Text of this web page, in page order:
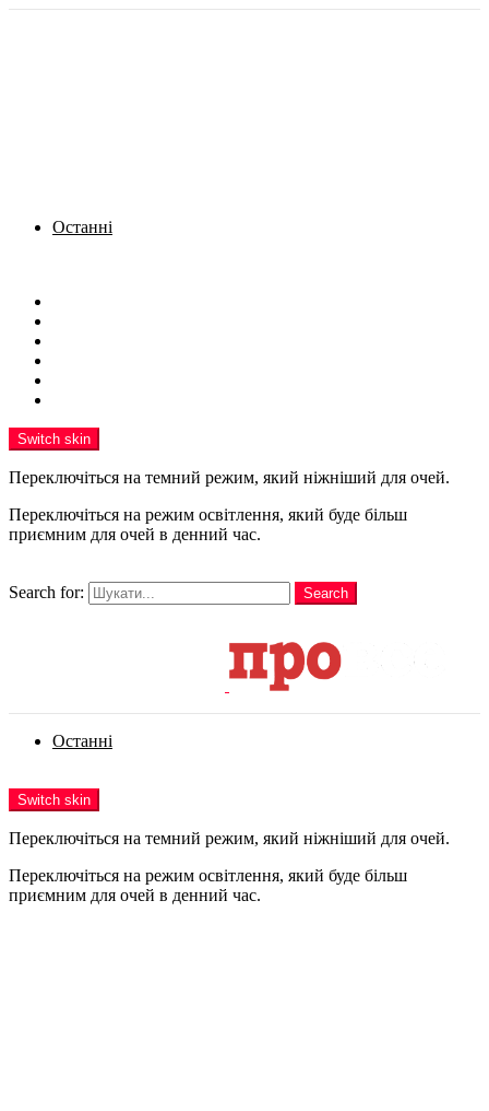
Останні
Switch skin
Переключіться на темний режим, який ніжніший для очей.
Переключіться на режим освітлення, який буде більш
приємним для очей в денний час.
Search for:
Search
Останні
Switch skin
Переключіться на темний режим, який ніжніший для очей.
Переключіться на режим освітлення, який буде більш
приємним для очей в денний час.